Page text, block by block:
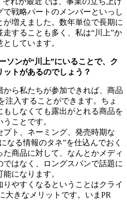
戦略パートのメンバーといっし
が増えました。数年単位で長期に
することも多く、私は“川上”か
しています。
ソンが“川上”にいることで、ク
トがあるのでしょう？
ら私たちが参加できれば、商品
注入することができます。ちょ
もしなくても露出がとれる商品を
ことです。
ト、ネーミング、発売時期な
なる情報のタネ”を仕込んでおく
商品に対して、なんとかメディ
はなく、ロングスパンで話題に
になります。
りやすくなるということはクライ
大きなメリットです。いまPR